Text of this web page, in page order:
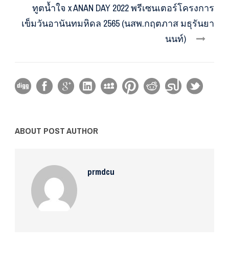
ทูตน้ำใจ x ANAN DAY 2022 พรีเซนเตอร์โครงการ
เข็มวันอานันทมหิดล 2565 (นสพ.กฤตภาส มธุรันยา
นนท์)
ABOUT POST AUTHOR
prmdcu